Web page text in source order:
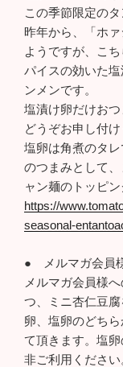
この季節限定のタ
昨年から、「ホ
ようですが、こ
パイスの効いた
ンメンです。
塩漬け卵だけお
どうぞお申し付け
塩卵は角煮のタ
のつまみとして
ャン麺のトッピ
https://
seasonal-
● メルマガ会員
メルマガ会員様
つ、ミニ杏仁豆
卵、塩卵のどち
て頂きます。塩
非ご利用くださ